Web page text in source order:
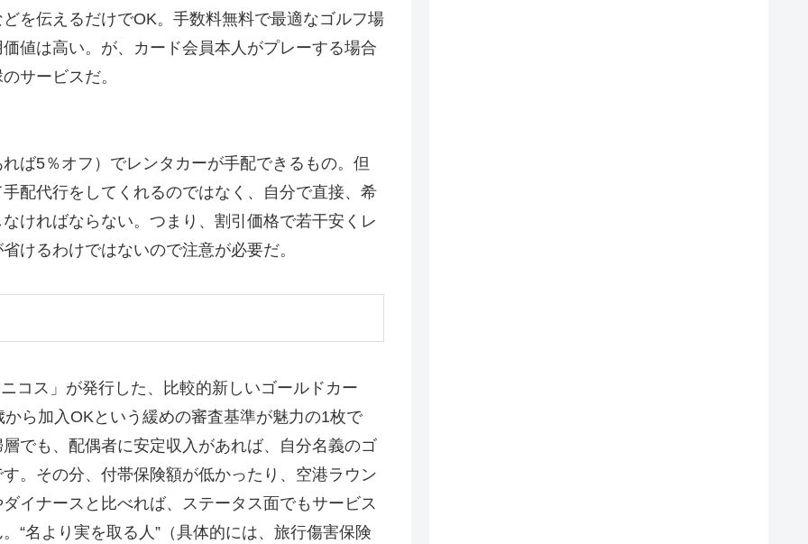
を伝えるだけでOK。手数料無料で最適なゴルフ場
値は高い。が、カード会員本人がプレーする場合
サービスだ。
ば5％オフ）でレンタカーが手配できるもの。但
配代行をしてくれるのではなく、自分で直接、希
ければならない。つまり、割引価格で若干安くレ
けるわけではないので注意が必要だ。
コス」が発行した、比較的新しいゴールドカー
ら加入OKという緩めの審査基準が魅力の1枚で
でも、配偶者に安定収入があれば、自分名義のゴ
。その分、付帯保険額が低かったり、空港ラウン
イナースと比べれば、ステータス面でもサービス
“名より実を取る人”（具体的には、旅行傷害保険